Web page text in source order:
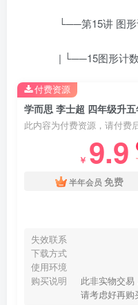
└──第15讲 图形
| └──15图形计数
此内容为付费资源，请付费
￥ 9.9
半年会员 免费
失效联系
下载方式
使用环境
购买说明
此非实物交易
请考虑好再购
付费资源